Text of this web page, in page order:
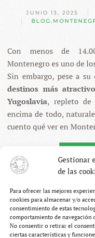
Gestionar
de las
Para ofrecer las mejores
cookies para almacenar y/o
consentimiento de estas
comportamiento de navegación
No consentir o retirar el
ciertas características y
JUNIO 13, 2025
BLOG ,
Con menos de
Montenegro es uno de
Sin embargo, pese a
destinos más
Yugoslavia, repleto de
encima de todo,
cuento qué ver en